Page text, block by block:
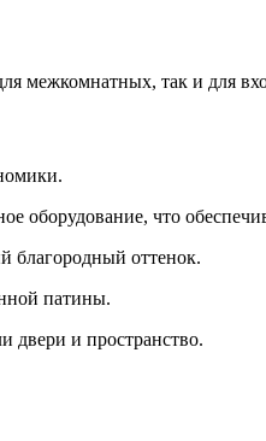
межкомнатных, так и для
что
благородный оттенок.
патины.
двери и пространство.